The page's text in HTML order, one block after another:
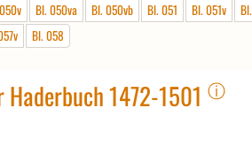
Bl. 050va Bl. 050vb Bl. 051 Bl. 051v
Bl. 058
1472-1501 ⓘ